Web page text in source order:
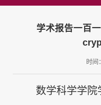
学术报告一百
时间
数学科学学院